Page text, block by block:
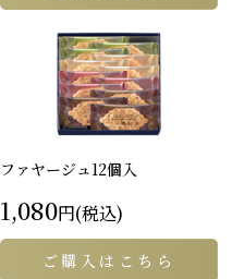
ファヤージュ12個入
1,080円(税込)
ご購入はこちら